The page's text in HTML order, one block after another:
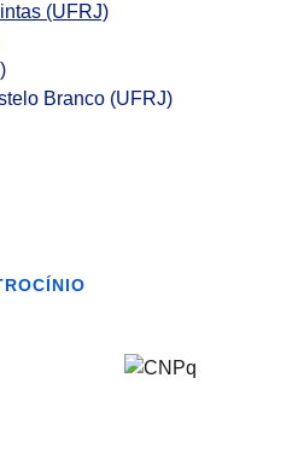
(UFRJ)
Branco (UFRJ)